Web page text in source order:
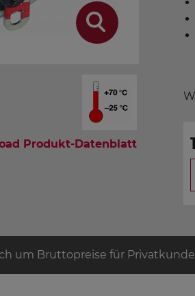
Produkt-Datenblatt
um Bruttopreise für